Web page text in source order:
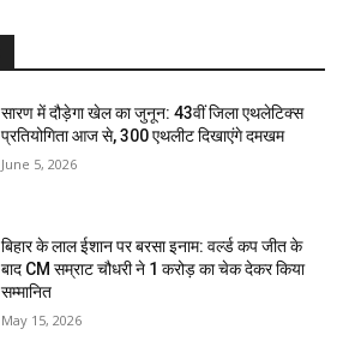
सारण में दौड़ेगा खेल का जुनून: 43वीं जिला एथलेटिक्स
प्रतियोगिता आज से, 300 एथलीट दिखाएंगे दमखम
June 5, 2026
बिहार के लाल ईशान पर बरसा इनाम: वर्ल्ड कप जीत के
बाद CM सम्राट चौधरी ने ₹1 करोड़ का चेक देकर किया
सम्मानित
May 15, 2026